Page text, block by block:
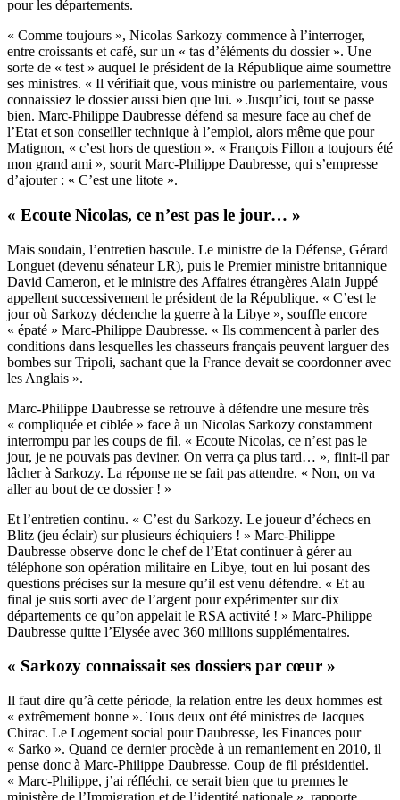
pour les départements.
« Comme toujours », Nicolas Sarkozy commence à l’interroger,
entre croissants et café, sur un « tas d’éléments du dossier ». Une
sorte de « test » auquel le président de la République aime soumettre
ses ministres. « Il vérifiait que, vous ministre ou parlementaire, vous
connaissiez le dossier aussi bien que lui. » Jusqu’ici, tout se passe
bien. Marc-Philippe Daubresse défend sa mesure face au chef de
l’Etat et son conseiller technique à l’emploi, alors même que pour
Matignon, « c’est hors de question ». « François Fillon a toujours été
mon grand ami », sourit Marc-Philippe Daubresse, qui s’empresse
d’ajouter : « C’est une litote ».
« Ecoute Nicolas, ce n’est pas le jour… »
Mais soudain, l’entretien bascule. Le ministre de la Défense, Gérard
Longuet (devenu sénateur LR), puis le Premier ministre britannique
David Cameron, et le ministre des Affaires étrangères Alain Juppé
appellent successivement le président de la République. « C’est le
jouroù Sarkozy déclenche la guerre à la Libye », souffle encore
« épaté » Marc-Philippe Daubresse. « Ils commencent à parler des
conditions dans lesquelles les chasseurs français peuvent larguer des
bombes sur Tripoli, sachant que la France devait se coordonner avec
les Anglais ».
Marc-Philippe Daubresse se retrouve à défendre une mesure très
« compliquée et ciblée » face à un Nicolas Sarkozy constamment
interrompu par les coups de fil. « Ecoute Nicolas, ce n’est pas le
jour, je ne pouvais pas deviner. On verra ça plus tard… », finit-il par
lâcher à Sarkozy. La réponse ne se fait pas attendre. « Non, on va
aller au bout de ce dossier ! »
Et l’entretien continu. « C’est du Sarkozy. Le joueur d’échecs en
Blitz (jeu éclair) sur plusieurs échiquiers ! » Marc-Philippe
Daubresse observe donc le chef de l’Etat continuer à gérer au
téléphone son opération militaire en Libye, tout en lui posant des
questions précises sur la mesure qu’il est venu défendre. « Et au
final je suis sorti avec de l’argent pour expérimenter sur dix
départements ce qu’on appelait le RSA activité ! » Marc-Philippe
Daubresse quitte l’Elysée avec 360 millions supplémentaires.
« Sarkozy connaissait ses dossiers par cœur »
Il faut dire qu’à cette période, la relation entre les deux hommes est
« extrêmement bonne ». Tous deux ont été ministres de Jacques
Chirac. Le Logement social pour Daubresse, les Finances pour
« Sarko ». Quand ce dernier procède à un remaniement en 2010, il
pense donc à Marc-Philippe Daubresse. Coup de fil présidentiel.
« Marc-Philippe, j’ai réfléchi, ce serait bien que tu prennes le